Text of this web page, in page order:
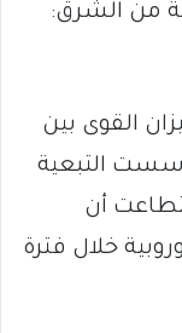
من الشرق:
القوى بين
التبعية
أن
خلال فترة